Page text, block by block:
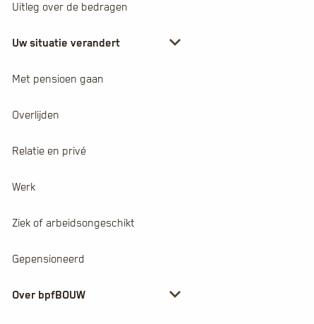
Uitleg over de bedragen
Uw situatie verandert
Met pensioen gaan
Overlijden
Relatie en privé
Werk
Ziek of arbeidsongeschikt
Gepensioneerd
Over bpfBOUW